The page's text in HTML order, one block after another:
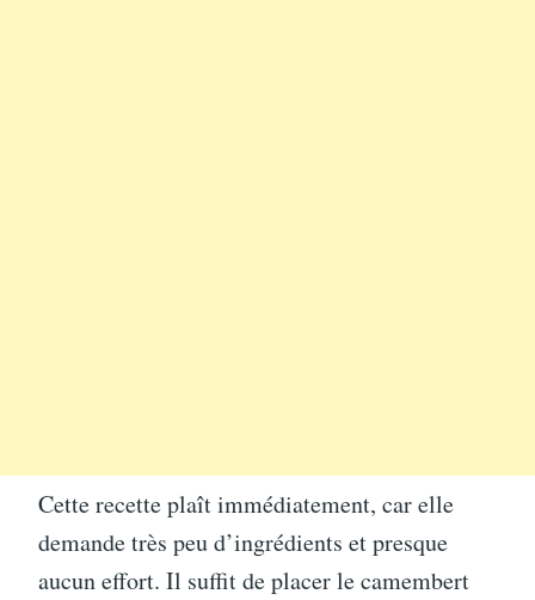
Cette recette plaît immédiatement, car elle
demande très peu d’ingrédients et presque
aucun effort. Il suffit de placer le camembert